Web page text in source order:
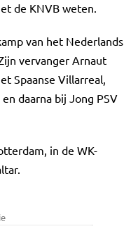
de KNVB weten.
van het Nederlands
vervanger Arnaut
Spaanse Villarreal,
daarna bij Jong PSV
in de WK-